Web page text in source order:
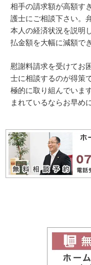
相手の請求額が高額す
護士にご相談下さい。
本人の経済状況を説明
払金額を大幅に減額で
慰謝料請求を受けてお
士に相談するのが得策
極的に取り組んでいま
まれているならお早め